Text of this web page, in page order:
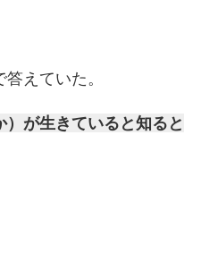
えていた。
）が生きていると知ると